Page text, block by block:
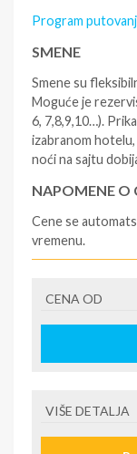
Program
SMENE
Smene su
Moguće je
6, 7,8,9,10…).
izabranom
noći na sajtu
NAPOMENE O
Cene se
vremenu.
- rezervisane i
jedinici prema
prema opisu -
putovanja.
krizu) na
CENA OD
VIŠE DETALJA